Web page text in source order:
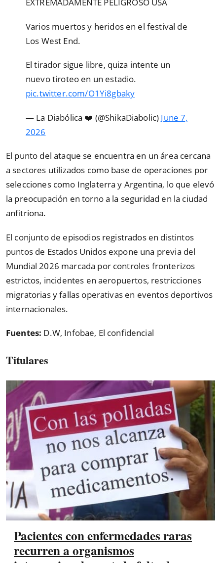
Varios muertos y heridos en el festival de
Los West End.
El tirador sigue libre, quiza intente un
nuevo tiroteo en un estadio.
pic.twitter.com/O1Yi8gbaky
— La Diabólica ❤️ (@ShikaDiabolic) June 7,
2026
El punto del ataque se encuentra en un área cercana
a sectores utilizados como base de operaciones por
selecciones como Inglaterra y Argentina, lo que elevó
la preocupación en torno a la seguridad en la ciudad
anfitriona.
El conjunto de episodios registrados en distintos
puntos de Estados Unidos expone una previa del
Mundial 2026 marcada por controles fronterizos
estrictos, incidentes en aeropuertos, restricciones
migratorias y fallas operativas en eventos deportivos
internacionales.
Fuentes: D.W, Infobae, El confidencial
Titulares
Pacientes con enfermedades raras
recurren a organismos